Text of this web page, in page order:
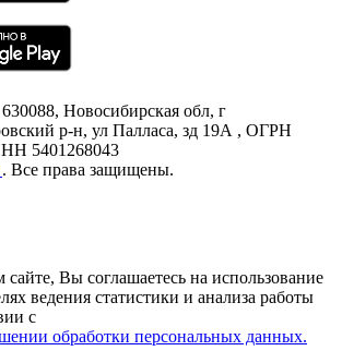
Новосибирская обл, г
р-н, ул Палласа, зд 19А , ОГРН
5401268043
. Все права защищены.
Вы соглашаетесь на использование
ведения статистики и анализа работы
с
обработки персональных данных.